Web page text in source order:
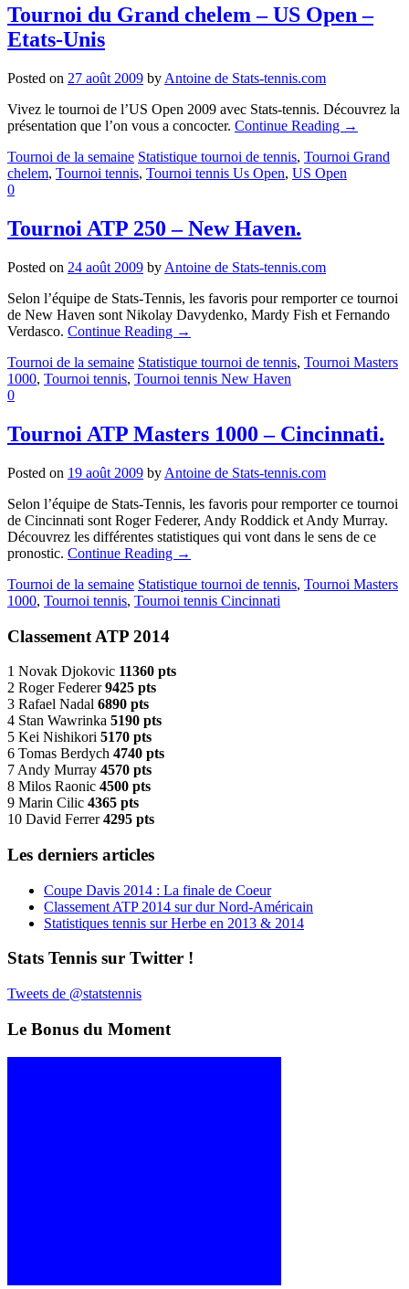
Tournoi du Grand chelem – US Open –
Etats-Unis
Posted on 27 août 2009 by Antoine de Stats-tennis.com
Vivez le tournoi de l’US Open 2009 avec Stats-tennis. Découvrez la
présentation que l’on vous a concocter. Continue Reading →
Tournoi de la semaine Statistique tournoi de tennis, Tournoi Grand
chelem, Tournoi tennis, Tournoi tennis Us Open, US Open
0
Tournoi ATP 250 – New Haven.
Posted on 24 août 2009 by Antoine de Stats-tennis.com
Selon l’équipe de Stats-Tennis, les favoris pour remporter ce tournoi
de New Haven sont Nikolay Davydenko, Mardy Fish et Fernando
Verdasco. Continue Reading →
Tournoi de la semaine Statistique tournoi de tennis, Tournoi Masters
1000, Tournoi tennis, Tournoi tennis New Haven
0
Tournoi ATP Masters 1000 – Cincinnati.
Posted on 19 août 2009 by Antoine de Stats-tennis.com
Selon l’équipe de Stats-Tennis, les favoris pour remporter ce tournoi
de Cincinnati sont Roger Federer, Andy Roddick et Andy Murray.
Découvrez les différentes statistiques qui vont dans le sens de ce
pronostic. Continue Reading →
Tournoi de la semaine Statistique tournoi de tennis, Tournoi Masters
1000, Tournoi tennis, Tournoi tennis Cincinnati
Classement ATP 2014
1 Novak Djokovic 11360 pts
2 Roger Federer9425 pts
3 Rafael Nadal 6890 pts
4 Stan Wawrinka 5190 pts
5 Kei Nishikori 5170 pts
6 Tomas Berdych 4740 pts
7 Andy Murray 4570 pts
8 Milos Raonic 4500 pts
9 Marin Cilic 4365 pts
10 David Ferrer4295 pts
Les derniers articles
Coupe Davis 2014 : La finale de Coeur
Classement ATP 2014 sur dur Nord-Américain
Statistiques tennis sur Herbe en 2013 & 2014
Stats Tennis sur Twitter !
Tweets de @statstennis
Le Bonus du Moment